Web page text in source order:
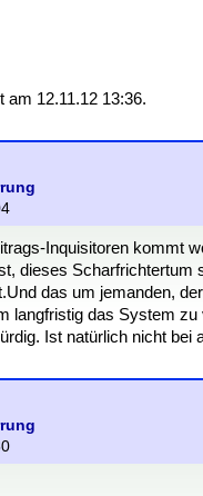
am 12.11.12 13:36.
Inquisitoren kommt
dieses Scharfrichtertum
das um jemanden,
langfristig das System
Ist natürlich nicht bei